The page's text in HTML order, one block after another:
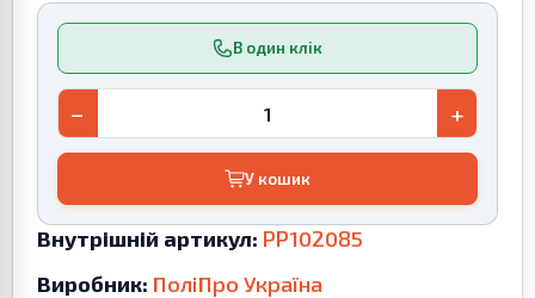
В один клік
− +
У кошик
Внутрішній артикул: PP102085
Виробник: ПоліПро Україна